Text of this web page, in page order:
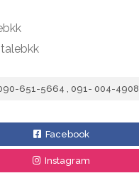
651-5664 , 091- 004-4908
Facebook
Instagram